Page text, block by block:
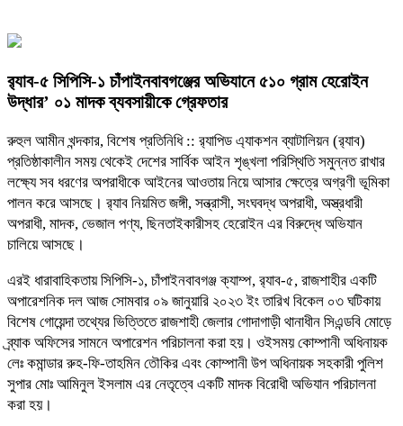
র‌্যাব-৫ সিপিসি-১ চাঁপাইনবাবগঞ্জের অভিযানে ৫১০ গ্রাম হেরোইন
উদ্ধার’ ০১ মাদক ব্যবসায়ীকে গ্রেফতার
রুহুল আমীন খন্দকার, বিশেষ প্রতিনিধি :: র‌্যাপিড এ্যাকশন ব্যাটালিয়ন (র‌্যাব)
প্রতিষ্ঠাকালীন সময় থেকেই দেশের সার্বিক আইন শৃঙ্খলা পরিস্থিতি সমুন্নত রাখার
লক্ষ্যে সব ধরণের অপরাধীকে আইনের আওতায় নিয়ে আসার ক্ষেত্রে অগ্রণী ভূমিকা
পালন করে আসছে। র‌্যাব নিয়মিত জঙ্গী, সন্ত্রাসী, সংঘবদ্ধ অপরাধী, অস্ত্রধারী
অপরাধী, মাদক, ভেজাল পণ্য, ছিনতাইকারীসহ হেরোইন এর বিরুদ্ধে অভিযান
চালিয়ে আসছে।
এরই ধারাবাহিকতায় সিপিসি-১, চাঁপাইনবাবগঞ্জ ক্যাম্প, র‌্যাব-৫, রাজশাহীর একটি
অপারেশনিক দল আজ সোমবার ০৯ জানুয়ারি ২০২৩ ইং তারিখ বিকেল ০৩ ঘটিকায়
বিশেষ গোয়েন্দা তথ্যের ভিত্তিতে রাজশাহী জেলার গোদাগাড়ী থানাধীন সিএন্ডবি মোড়ে
ব্র্যাক অফিসের সামনে অপারেশন পরিচালনা করা হয়। ওইসময় কোম্পানী অধিনায়ক
লেঃ কমান্ডার রুহ-ফি-তাহমিন তৌকির এবং কোম্পানী উপ অধিনায়ক সহকারী পুলিশ
সুপার মোঃ আমিনুল ইসলাম এর নেতৃত্বে একটি মাদক বিরোধী অভিযান পরিচালনা
করা হয়।